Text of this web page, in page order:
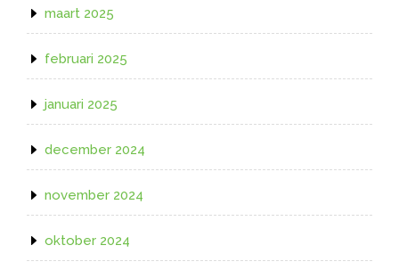
maart 2025
februari 2025
januari 2025
december 2024
november 2024
oktober 2024